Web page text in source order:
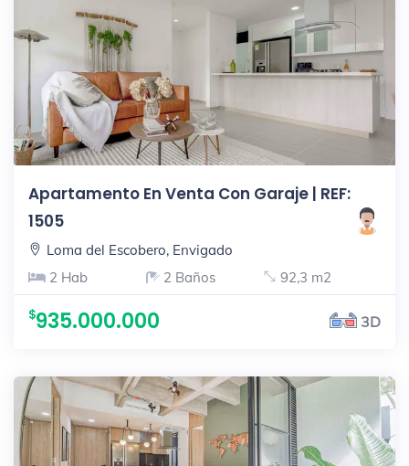
Apartamento En Venta Con Garaje | REF:
1505
Loma del Escobero, Envigado
2 Hab
2 Baños 92,3 m2
935.000.000 3D